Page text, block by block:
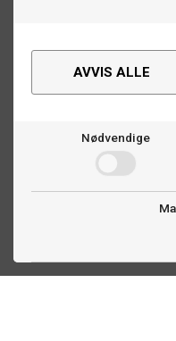
AVVIS ALLE
Nødvendige